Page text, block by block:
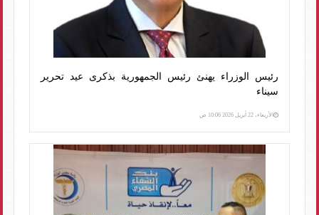
رئيس الوزراء يهنئ رئيس الجمهورية بذكرى عيد تحرير
سيناء
الأربعاء، 22 أبريل 2026 10:06 ص